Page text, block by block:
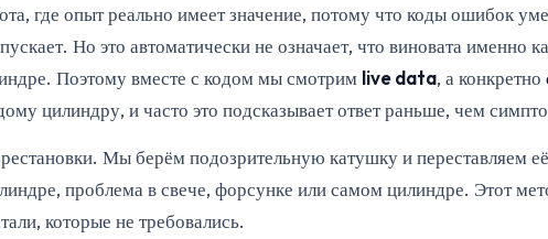
где опыт реально имеет значение, потому что коды
Но это автоматически не означает, что виновата именно
Поэтому вместе с кодом мы смотрим live data, а конкретно
цилиндру, и часто это подсказывает ответ раньше, чем
Мы берём подозрительную катушку и переставляем
проблема в свече, форсунке или самом цилиндре. Этот
которые не требовались.